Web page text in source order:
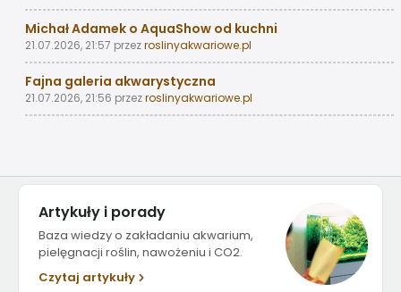
Michał Adamek o AquaShow od kuchni
21.07.2026, 21:57 przezroslinyakwariowe.pl
Fajna galeria akwarystyczna
21.07.2026, 21:56 przezroslinyakwariowe.pl
Artykuły i porady
Baza wiedzy o zakładaniu akwarium,
pielęgnacji roślin, nawożeniu i CO2.
Czytaj artykuły